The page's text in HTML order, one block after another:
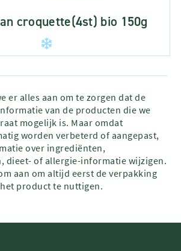
croquette(4st) bio 150g
er alles aan om te zorgen dat de
van de producten die we
mogelijk is. Maar omdat
worden verbeterd of aangepast,
over ingrediënten,
dieet- of allergie-informatie wijzigen.
aan om altijd eerst de verpakking
product te nuttigen.